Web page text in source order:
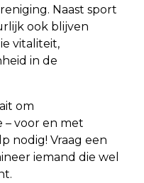
Naast sport
ook blijven
vitaliteit,
in de
om
voor en met
nodig! Vraag een
iemand die wel